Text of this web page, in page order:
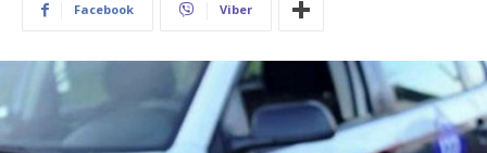
Facebook Viber